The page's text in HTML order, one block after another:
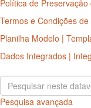
Política de
Termos e Condições
Planilha Modelo |
Dados Integrados |
Pesquisa avançada